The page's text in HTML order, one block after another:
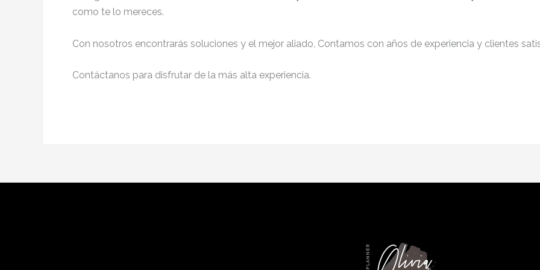
como te lo mereces.
Con nosotros encontrarás soluciones y el mejor aliado, Contamos con años de experiencia y clientes
Contáctanos para disfrutar de la más alta experiencia.